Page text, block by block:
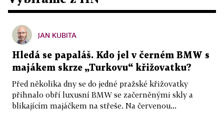
JAN KUBITA
Hledá se papaláš. Kdo jel v černém BMW s
majákem skrze „Turkovu“ křižovatku?
Před několika dny se do jedné pražské křižovatky
přihnalo obří luxusní BMW se začerněnými skly a
blikajícím majáčkem na střeše. Na červenou...